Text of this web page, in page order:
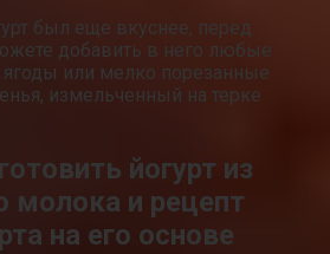
был еще вкуснее, перед
добавить в него любые
ягоды или мелко порезанные
измельченный на терке
йогурт из
молока и рецепт
на его основе